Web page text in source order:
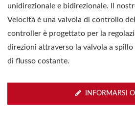
unidirezionale e bidirezionale. Il
Velocità è una valvola di controllo
controller è progettato per la
direzioni attraverso la valvola a
di flusso costante.
INFORMARSI